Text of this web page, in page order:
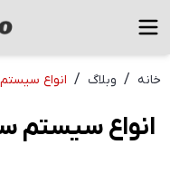
خانه / وبلاگ / انواع
انواع سیستم